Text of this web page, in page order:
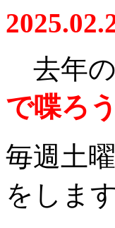
去年の
で喋ろ
毎週土
をします